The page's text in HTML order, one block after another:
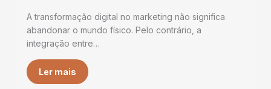
A transformação digital no marketing não significa
abandonar o mundo físico. Pelo contrário, a
integração entre…
Ler mais